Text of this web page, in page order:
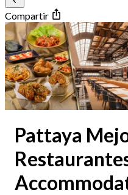
Compartir
Pattaya